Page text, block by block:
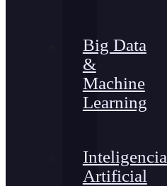
Big Data
&
Machine
Learning
Inteligencia
Artificial